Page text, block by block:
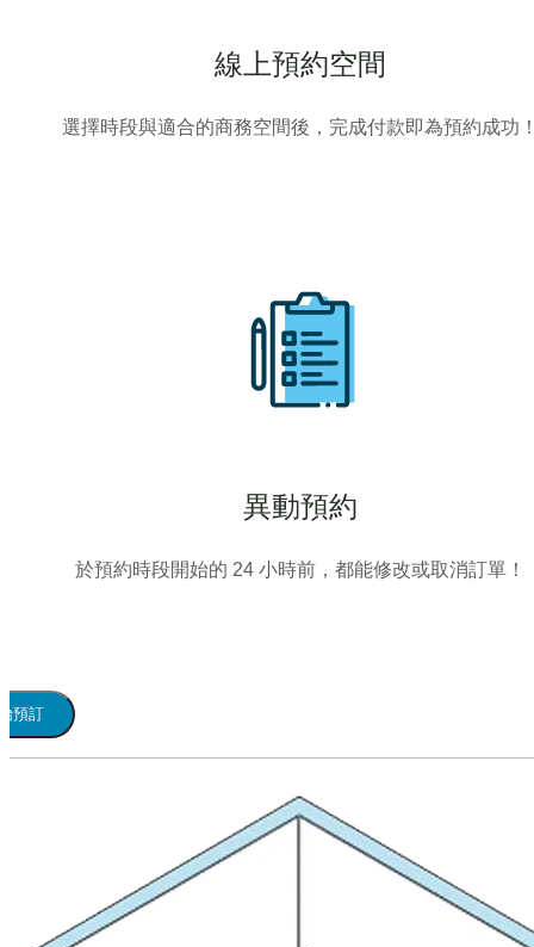
線上預約空間
選擇時段與適合的商務空間後，完成付款即為預約成功
異動預約
於預約時段開始的 24 小時前，都能修改或取消訂單！
預訂